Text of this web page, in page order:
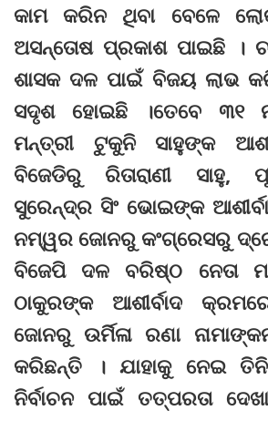
କାମ କରିନ ଥିବା ବେଳେ
ଅସନ୍ତୋଷ ପ୍ରକାଶ ପାଇଛି ।
ଶାସକ ଦଳ ପାଇଁ ବିଜୟ ଲାଭ
ସଦୃଶ ହୋଇଛି ।ତେବେ ୩୧
ମନ୍ତ୍ରୀ ଟୁକୁନି ସାହୁଙ୍କ
ବିଜେଡିରୁ ରିତାରାଣୀ ସାହୁ,
ସୁରେନ୍ଦ୍ର ସିଂ ଭୋଇଙ୍କ
ନମ୍ୱର ଜୋନରୁ କଂଗ୍ରେସରୁ
ବିଜେପି ଦଳ ବରିଷ୍ଠ ନେତା
ଠାକୁରଙ୍କ ଆଶୀର୍ବାଦ
ଜୋନରୁ ଉର୍ମିଳା ରଣା
କରିଛନ୍ତି । ଯାହାକୁ ନେଇ
ନିର୍ବାଚନ ପାଇଁ ତତ୍ପରତା